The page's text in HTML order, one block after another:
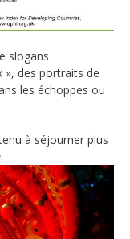
slogans
», des portraits de
les échoppes ou
à séjourner plus
.